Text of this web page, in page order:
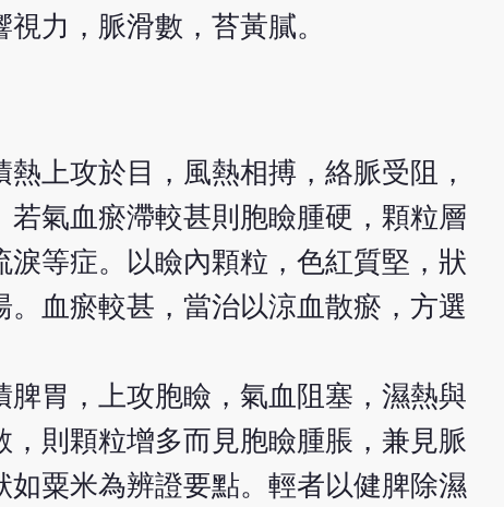
力，脈滑數，苔黃膩。
上攻於目，風熱相搏，絡脈受阻，
氣血瘀滯較甚則胞瞼腫硬，顆粒層
等症。以瞼內顆粒，色紅質堅，狀
血瘀較甚，當治以涼血散瘀，方選
胃，上攻胞瞼，氣血阻塞，濕熱與
則顆粒增多而見胞瞼腫脹，兼見脈
粟米為辨證要點。輕者以健脾除濕